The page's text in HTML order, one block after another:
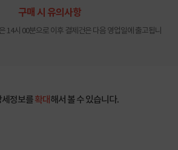
구매 시 유의사항
14시 00분으로 이후 결제건은 다음 영업일에 출고됩니
세정보를확대해서 볼 수 있습니다.